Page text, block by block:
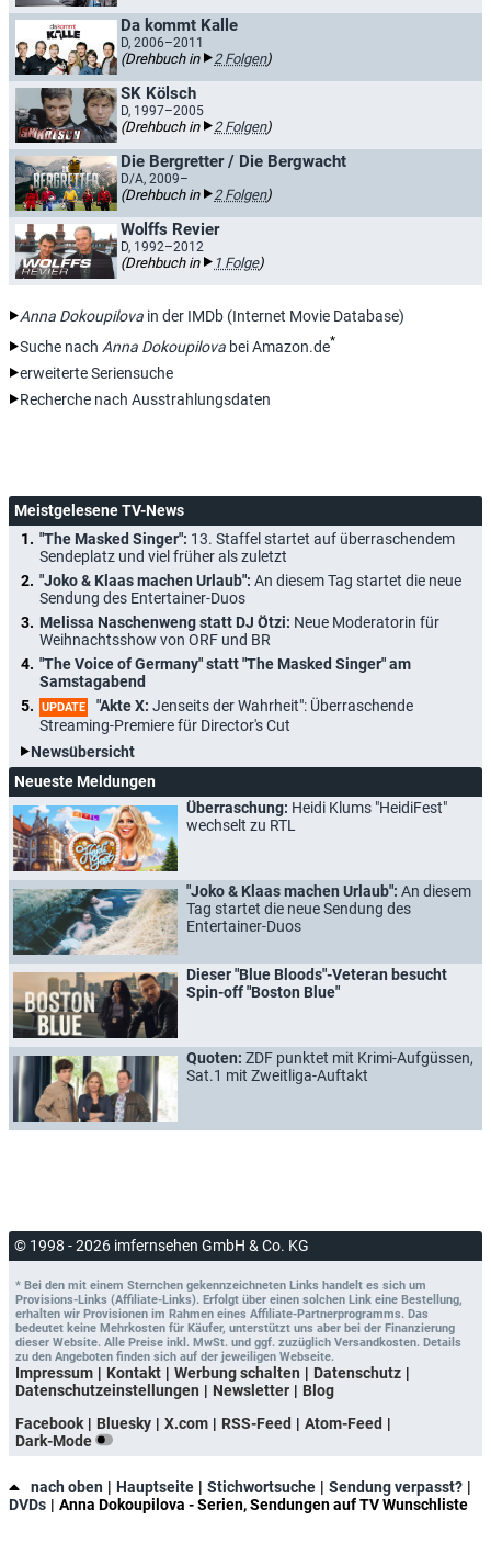
Da kommt Kalle
D, 2006–2011
(Drehbuch in 2 Folgen)
SK Kölsch
D, 1997–2005
(Drehbuch in 2 Folgen)
Die Bergretter / Die Bergwacht
D/A, 2009–
(Drehbuch in 2 Folgen)
Wolffs Revier
D, 1992–2012
(Drehbuch in 1 Folge)
Anna Dokoupilova in der IMDb (Internet Movie Database)
Suche nach Anna Dokoupilova bei Amazon.de*
erweiterte Seriensuche
Recherche nach Ausstrahlungsdaten
Meistgelesene TV-News
"The Masked Singer": 13. Staffel startet auf überraschendem
Sendeplatz und viel früher als zuletzt
"Joko & Klaas machen Urlaub": An diesem Tag startet die neue
Sendung des Entertainer-Duos
Melissa Naschenweng statt DJ Ötzi: Neue Moderatorin für
Weihnachtsshow von ORF und BR
"The Voice of Germany" statt "The Masked Singer" am
Samstagabend
UPDATE "Akte X: Jenseits der Wahrheit": Überraschende
Streaming-Premiere für Director's Cut
Newsübersicht
Neueste Meldungen
Überraschung: Heidi Klums "HeidiFest"
wechselt zu RTL
"Joko & Klaas machen Urlaub": An diesem
Tag startet die neue Sendung des
Entertainer-Duos
Dieser "Blue Bloods"-Veteran besucht
Spin-off "Boston Blue"
Quoten: ZDF punktet mit Krimi-Aufgüssen,
Sat.1 mit Zweitliga-Auftakt
© 1998 - 2026 imfernsehen GmbH & Co. KG
* Bei den mit einem Sternchen gekennzeichneten Links handelt es sich um
Provisions-Links (Affiliate-Links). Erfolgt über einen solchen Link eine Bestellung,
erhalten wir Provisionen im Rahmen eines Affiliate-Partnerprogramms. Das
bedeutet keine Mehrkosten für Käufer, unterstützt uns aber bei der Finanzierung
dieser Website. Alle Preise inkl. MwSt. und ggf. zuzüglich Versandkosten. Details
zu den Angeboten finden sich auf der jeweiligen Webseite.
Impressum Kontakt Werbung schalten
Datenschutz
Datenschutzeinstellungen
Newsletter
Blog
Facebook
Bluesky X.com RSS-Feed
Atom-Feed
Dark-Mode
nach oben Hauptseite Stichwortsuche
Sendung verpasst?
DVDs
Anna Dokoupilova - Serien, Sendungen auf TV Wunschliste